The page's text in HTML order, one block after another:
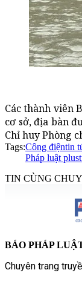
Các thành viên
cơ sở, địa bàn
Chỉ huy Phòng
Tags:Công điệntin
Pháp luật plus
TIN CÙNG
BÁO PHÁP
Chuyên trang